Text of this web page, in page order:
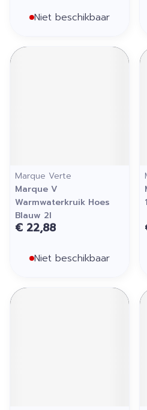
Niet beschikbaar
Marque Verte
Marque V
Warmwaterkruik Hoes
Blauw 2l
€ 22,88
Niet beschikbaar